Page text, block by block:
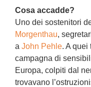
Cosa accadde?
Uno dei sostenitori
Morgenthau,
a John Pehle. A quei
campagna di
Europa, colpiti dal
trovavano